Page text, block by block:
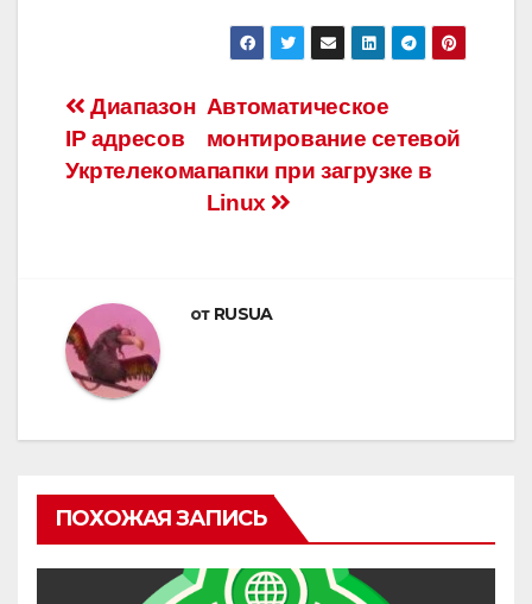
Навигация
по
записям
Автоматическое
монтирование сетевой
папки при загрузке в
Linux
Диапазон
IP адресов
Укртелекома
от RUSUA
ПОХОЖАЯ ЗАПИСЬ